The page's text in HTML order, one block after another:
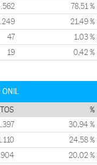
78,51 %
21,49 %
47 1,03 %
19 0,42 %
ONIL
%
30,94 %
24,58 %
904 20,02 %